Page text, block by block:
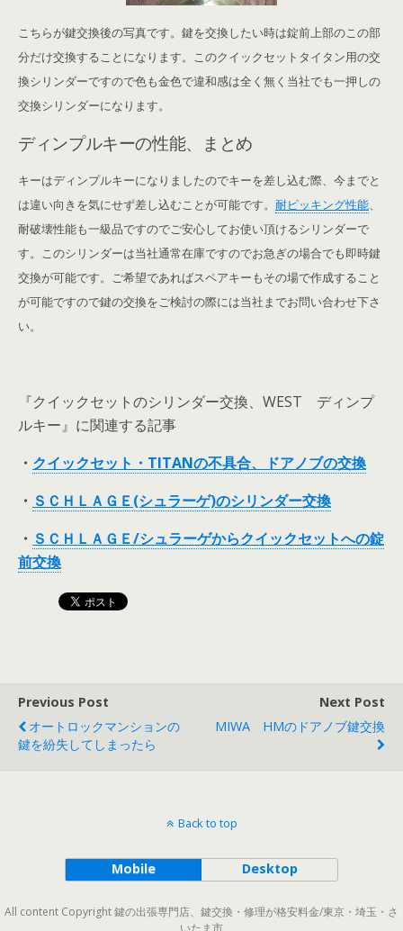
こちらが鍵交換後の写真です。鍵を交換したい時は錠前上部のこの部
分だけ交換することになります。このクイックセットタイタン用の交
換シリンダーですので色も金色で違和感は全く無く当社でも一押しの
交換シリンダーになります。
ディンプルキーの性能、まとめ
キーはディンプルキーになりましたのでキーを差し込む際、今までと
は違い向きを気にせず差し込むことが可能です。 耐ピッキング性能、
耐破壊性能も一級品ですのでご安心してお使い頂けるシリンダーで
す。 このシリンダーは当社通常在庫ですのでお急ぎの場合でも即時鍵
交換が可能です。ご希望であればスペアキーもその場で作成すること
が可能ですので鍵の交換をご検討の際には当社までお問い合わせ下さ
い。
『クイックセットのシリンダー交換、WEST ディンプ
ルキー』に関連する記事
・ クイックセット・TITANの不具合、ドアノブの交換
・ ＳＣＨＬＡＧＥ(シュラーゲ)のシリンダー交換
・ ＳＣＨＬＡＧＥ/シュラーゲからクイックセットへの錠
前交換
Previous Post
オートロックマンションの
鍵を紛失してしまったら
Next Post
MIWA HMのドアノブ鍵交換
Back to top
Mobile Desktop
All content Copyright 鍵の出張専門店、鍵交換・修理が格安料金/東京・埼玉・さ
いたま市